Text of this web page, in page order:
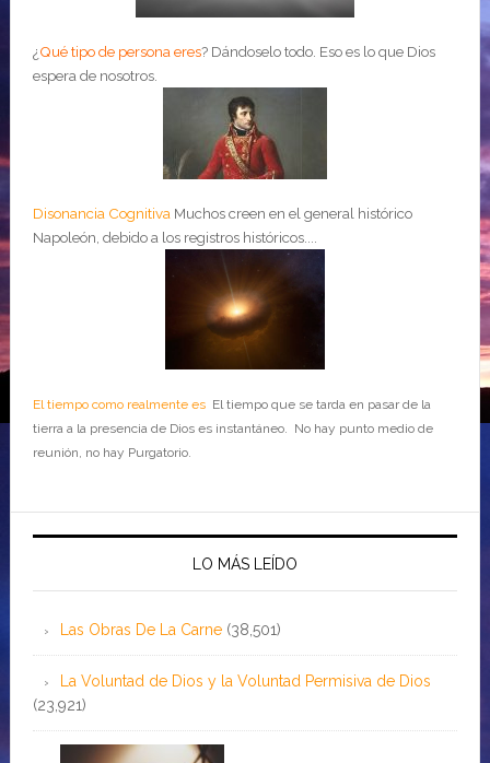
¿Qué tipo de persona eres? Dándoselo todo. Eso es lo que Dios
espera de nosotros.
Disonancia Cognitiva Muchos creen en el general histórico
Napoleón, debido a los registros históricos....
El tiempo como realmente esEl tiempo que se tarda en pasar de la
tierra a la presencia de Dios es instantáneo. No hay punto medio de
reunión, no hay Purgatorio.
LO MÁS LEÍDO
Las Obras De La Carne (38,501)
La Voluntad de Dios y la Voluntad Permisiva de Dios
(23,921)